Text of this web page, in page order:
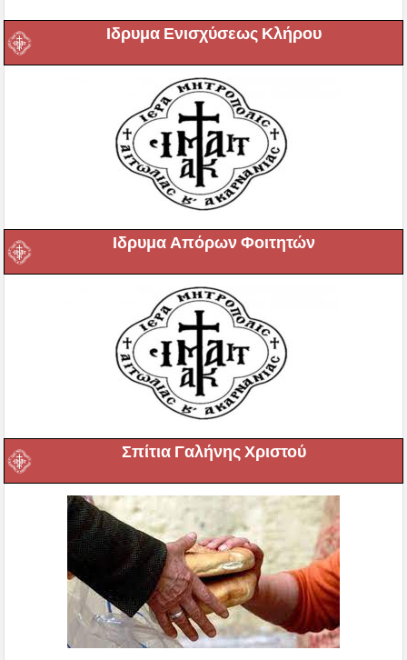
Ιδρυμα Ενισχύσεως Κλήρου
Ιδρυμα Απόρων Φοιτητών
Σπίτια Γαλήνης Χριστού